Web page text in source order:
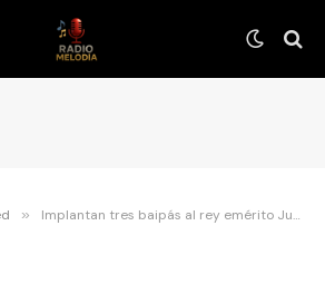
» Implantan tres baipás al rey emérito Juan Carlos de España